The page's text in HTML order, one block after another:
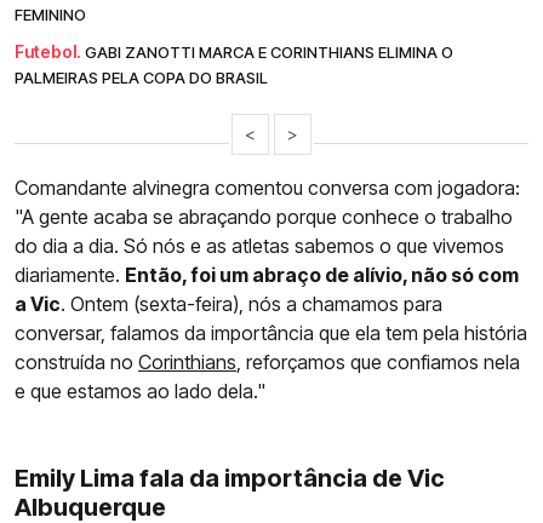
FEMININO
Futebol. GABI ZANOTTI MARCA E CORINTHIANS ELIMINA O
PALMEIRAS PELA COPA DO BRASIL
< >
Comandante alvinegra comentou conversa com jogadora:
"A gente acaba se abraçando porque conhece o trabalho
do dia a dia. Só nós e as atletas sabemos o que vivemos
diariamente. Então, foi um abraço de alívio, não só com
a Vic. Ontem (sexta-feira), nós a chamamos para
conversar, falamos da importância que ela tem pela história
construída no Corinthians , reforçamos que confiamos nela
e que estamos ao lado dela."
Emily Lima fala da importância de Vic
Albuquerque